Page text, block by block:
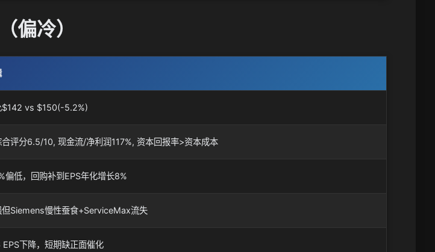
偏冷）
$142 vs $150(-5.2%)
评分6.5/10, 现金流/净利润117%, 资本回报率>资本成本
偏低，回购补到EPS年化增长8%
但Siemens慢性蚕食+ServiceMax流失
下降，短期缺正面催化